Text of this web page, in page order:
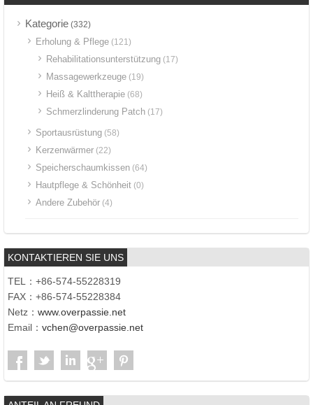
Kategorie (332)
Erholung & Pflege (121)
Rehabilitationsunterstützung (17)
Massagewerkzeuge (19)
Heiß & Kalttherapie (68)
Schmerzlinderung Patch (17)
Sportausrüstung (58)
Kerzenwärmer (22)
Speicherschaumkissen (64)
Hautpflege & Schönheit (0)
Andere Zubehör (4)
KONTAKTIEREN SIE UNS
TEL：+86-574-55228319
FAX：+86-574-55228384
Netz： www.overpassie.net
Email： vchen@overpassie.net